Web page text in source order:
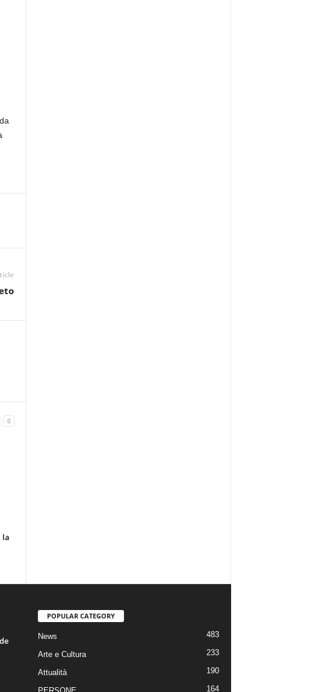
la
POPULAR CATEGORY
News 483
Arte e Cultura 233
Attualità 190
164